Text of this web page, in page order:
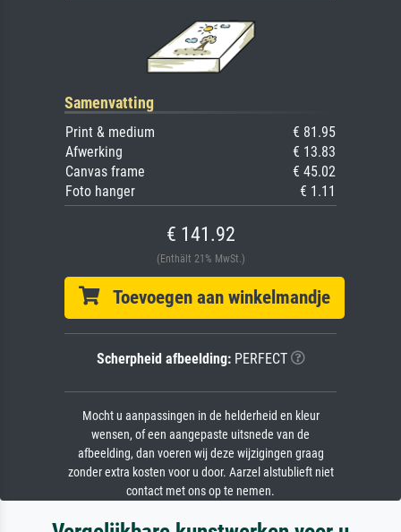
Samenvatting
Print & medium
€ 81.95
Afwerking
€ 13.83
Canvas frame
€ 45.02
Foto hanger
€ 1.11
€ 141.92
(Enthält 21% MwSt.)
Toevoegen aan winkelmandje
Scherpheid afbeelding:PERFECT
Mocht u aanpassingen in de helderheid en kleur
wensen, of een aangepaste uitsnede van de
afbeelding, dan voeren wij deze wijzigingen graag
zonder extra kosten voor u door. Aarzel alstublieft niet
contact met ons op te nemen.